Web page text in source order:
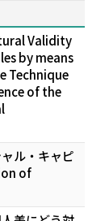
Validity
by means
Technique
of the
ル・キャピ
of